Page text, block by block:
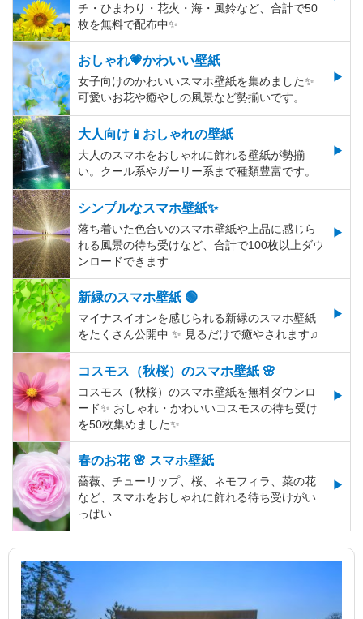
チ・ひまわり・花火・海・風鈴など、合計で50
枚を無料で配布中✨
おしゃれ💗かわいい壁紙
女子向けのかわいいスマホ壁紙を集めました✨
可愛いお花や癒やしの風景など勢揃いです。
大人向け📱おしゃれの壁紙
大人のスマホをおしゃれに飾れる壁紙が勢揃
い。クール系やガーリー系まで種類豊富です。
シンプルなスマホ壁紙✨
落ち着いた色合いのスマホ壁紙や上品に感じら
れる風景の待ち受けなど、合計で100枚以上ダウ
ンロードできます
新緑のスマホ壁紙 🟢
マイナスイオンを感じられる新緑のスマホ壁紙
をたくさん公開中 ✨ 見るだけで癒やされます♫
コスモス（秋桜）のスマホ壁紙 🌸
コスモス（秋桜）のスマホ壁紙を無料ダウンロ
ード✨️ おしゃれ・かわいいコスモスの待ち受け
を50枚集めました✨️
春のお花 🌸 スマホ壁紙
薔薇、チューリップ、桜、ネモフィラ、菜の花
など、スマホをおしゃれに飾れる待ち受けがい
っぱい